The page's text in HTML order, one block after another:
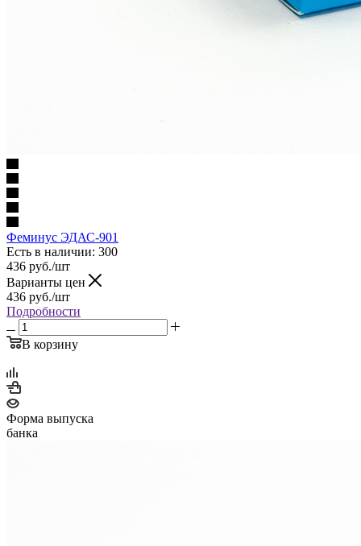
Феминус ЭДАС-901
Есть в наличии: 300
436 руб./шт
Варианты цен
436 руб./шт
Подробности
В корзину
Форма выпуска
банка